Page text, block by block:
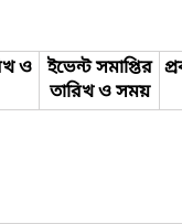
ও
ইভেন্ট সমাপ্তির
তারিখ ও সময়